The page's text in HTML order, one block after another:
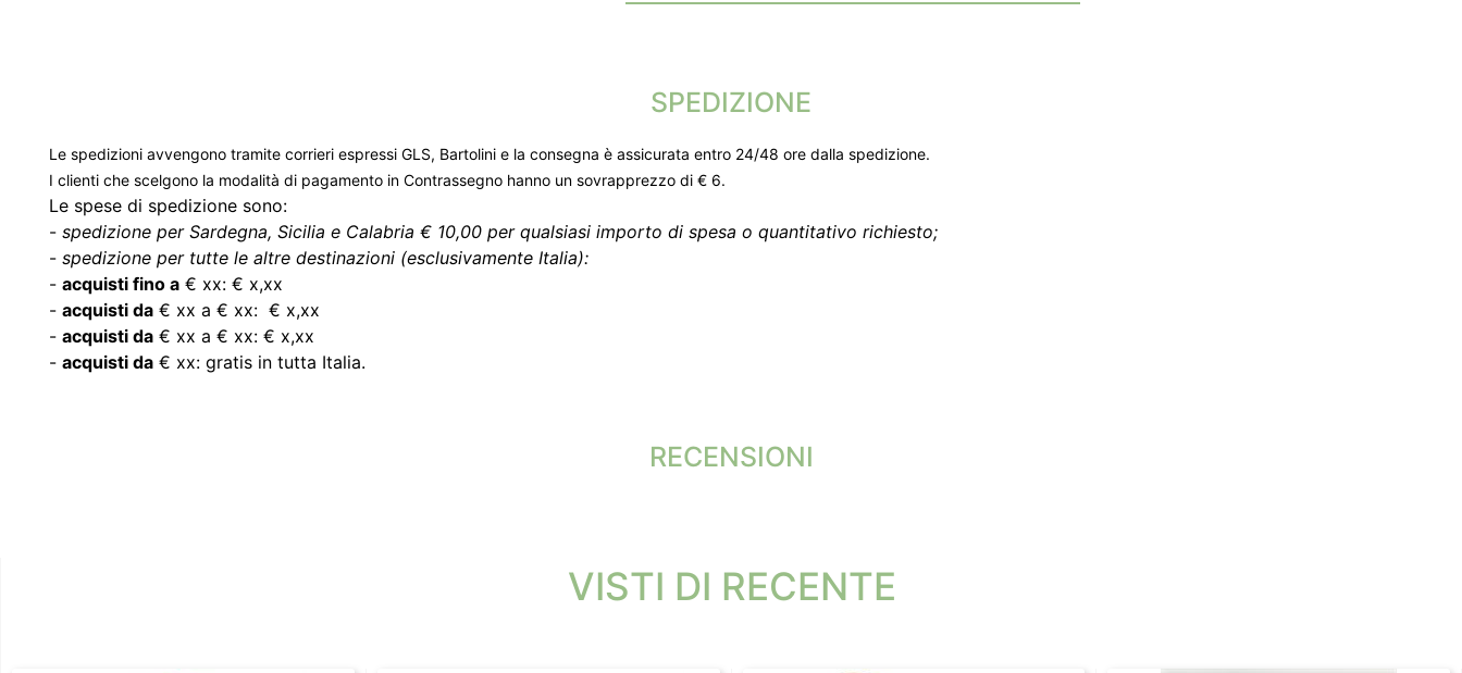
SPEDIZIONE
Le spedizioni avvengono tramite corrieri espressi GLS, Bartolini e la consegna è assicurata entro 24/48 ore dalla spedizione.
I clienti che scelgono la modalità di pagamento in Contrassegno hanno un sovrapprezzo di € 6.
Le spese di spedizione sono:
- spedizione per Sardegna, Sicilia e Calabria € 10,00 per qualsiasi importo di spesa o quantitativo richiesto;
- spedizione per tutte le altre destinazioni (esclusivamente Italia):
- acquisti fino a € xx: € x,xx
- acquisti da € xx a € xx: € x,xx
- acquisti da € xx a € xx: € x,xx
- acquisti da € xx: gratis in tutta Italia.
RECENSIONI
VISTI DI RECENTE